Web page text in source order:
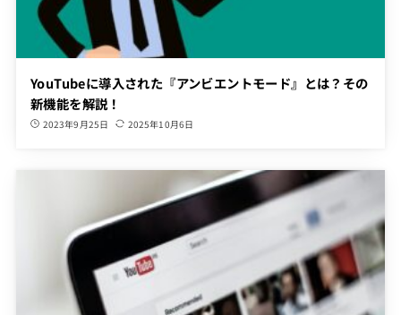
YouTubeに導入された『アンビエントモード』とは？その
新機能を解説！
2023年9月25日 2025年10月6日